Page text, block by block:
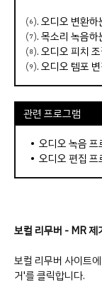
⑹.오디오 변환하
⑺.목소리 녹음하
⑻.오디오 피치
⑼.오디오 템포
관련 프로그램
• 오디오 녹음 프
• 오디오 편집 프
보컬 리무버 - MR 제
보컬 리무버 사이트
거'를 클릭합니다.